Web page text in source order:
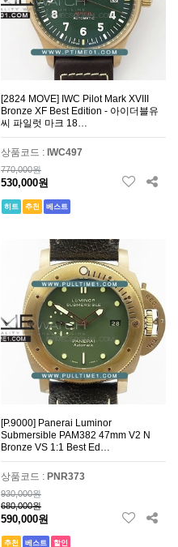
[2824 MOVE] IWC Pilot Mark XVIII
Bronze XF Best Edition - 아이더블유
씨 파일럿 마크 18…
상품코드 : IWC497
770,000원
530,000원
히트 추천 베스트
[P.9000] Panerai Luminor
Submersible PAM382 47mm V2 N
Bronze VS 1:1 Best Ed…
상품코드 : PNR373
930,000원
680,000원
590,000원
추천 베스트 할인